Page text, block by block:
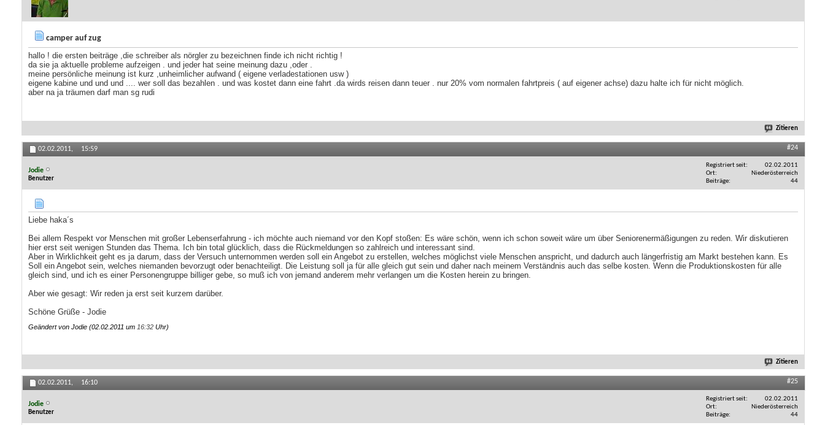
camper auf zug
hallo ! die ersten beiträge ,die schreiber als nörgler zu bezeichnen finde ich nicht richtig !
da sie ja aktuelle probleme aufzeigen . und jeder hat seine meinung dazu ,oder .
meine persönliche meinung ist kurz ,unheimlicher aufwand ( eigene verladestationen usw )
eigene kabine und und und .... wer soll das bezahlen . und was kostet dann eine fahrt .da wirds reisen dann teuer . nur 20% vom normalen fahrtpreis ( auf eigener achse) dazu halte ich für nicht möglich.
aber na ja träumen darf man sg rudi
Zitieren
02.02.2011, 15:59 #24
Jodie
Benutzer
Registriert seit
02.02.2011
Ort
Niederösterreich
Beiträge
44
Liebe haka´s
Bei allem Respekt vor Menschen mit großer Lebenserfahrung - ich möchte auch niemand vor den Kopf stoßen: Es wäre schön, wenn ich schon soweit wäre um über Seniorenermäßigungen zu reden. Wir diskutieren
hier erst seit wenigen Stunden das Thema. Ich bin total glücklich, dass die Rückmeldungen so zahlreich und interessant sind.
Aber in Wirklichkeit geht es ja darum, dass der Versuch unternommen werden soll ein Angebot zu erstellen, welches möglichst viele Menschen anspricht, und dadurch auch längerfristig am Markt bestehen kann. Es
Soll ein Angebot sein, welches niemanden bevorzugt oder benachteiligt. Die Leistung soll ja für alle gleich gut sein und daher nach meinem Verständnis auch das selbe kosten. Wenn die Produktionskosten für alle
gleich sind, und ich es einer Personengruppe billiger gebe, so muß ich von jemand anderem mehr verlangen um die Kosten herein zu bringen.
Aber wie gesagt: Wir reden ja erst seit kurzem darüber.
Schöne Grüße - Jodie
Geändert von Jodie (02.02.2011 um 16:32 Uhr)
Zitieren
02.02.2011, 16:10 #25
Jodie
Benutzer
Registriert seit
02.02.2011
Ort
Niederösterreich
Beiträge
44